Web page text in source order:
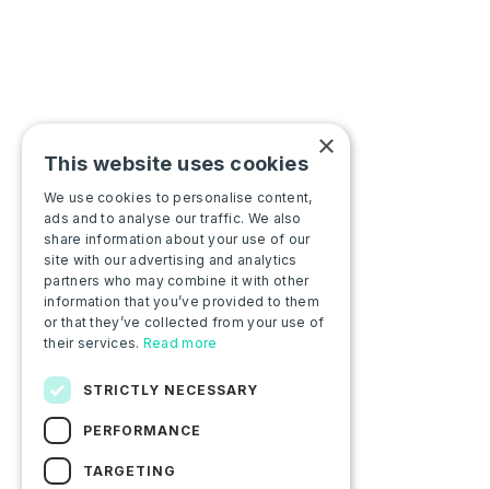
×
This website uses cookies
We use cookies to personalise content,
ads and to analyse our traffic. We also
share information about your use of our
site with our advertising and analytics
partners who may combine it with other
information that you’ve provided to them
or that they’ve collected from your use of
their services. Read more
STRICTLY NECESSARY
PERFORMANCE
TARGETING